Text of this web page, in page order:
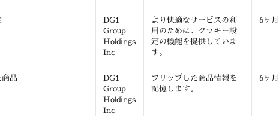
DG1
Group
Holdings
Inc
より快適なサービスの利
用のために、クッキー設
定の機能を提供していま
す。
6ヶ月
商品
DG1
Group
Holdings
Inc
フリップした商品情報を
記憶します。
6ヶ月